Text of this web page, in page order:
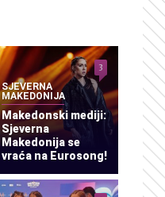
SJEVERNA
MAKEDONIJA
Makedonski mediji:
Sjeverna
Makedonija se
vraća na Eurosong!
3